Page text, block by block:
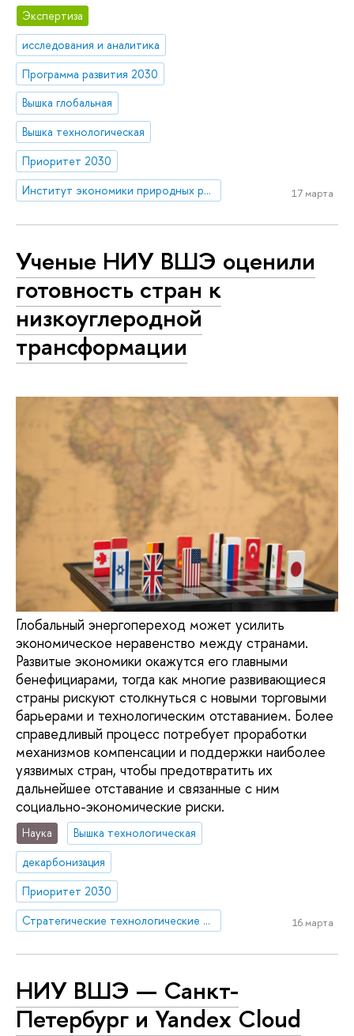
Экспертиза
исследования и аналитика
Программа развития 2030
Вышка глобальная
Вышка технологическая
Приоритет 2030
Институт экономики природных ресурсов и изменения климата
17 марта
Ученые НИУ ВШЭ оценили
готовность стран к
низкоуглеродной
трансформации
Глобальный энергопереход может усилить
экономическое неравенство между странами.
Развитые экономики окажутся его главными
бенефициарами, тогда как многие развивающиеся
страны рискуют столкнуться с новыми торговыми
барьерами и технологическим отставанием. Более
справедливый процесс потребует проработки
механизмов компенсации и поддержки наиболее
уязвимых стран, чтобы предотвратить их
дальнейшее отставание и связанные с ним
социально-экономические риски.
Наука
Вышка технологическая
декарбонизация
Приоритет 2030
Стратегические технологические проекты
16 марта
НИУ ВШЭ — Санкт-
Петербург и Yandex Cloud